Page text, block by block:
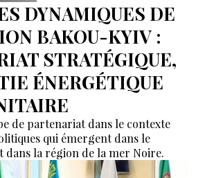
DYNAMIQUES DE
BAKOU-KYIV :
STRATÉGIQUE,
ÉNERGÉTIQUE
de partenariat dans le contexte
qui émergent dans le
dans la région de la mer Noire.